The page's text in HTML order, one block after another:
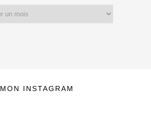
MON INSTAGRAM